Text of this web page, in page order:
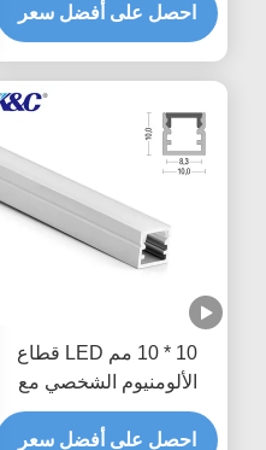
احصل على أفضل سعر
10 * 10 مم LED قطاع
الألومنيوم الشخصي مع
غطاء الناشر PMMA PC
احصل على أفضل سعر